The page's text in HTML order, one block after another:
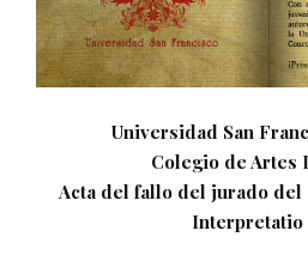
Universidad San
Colegio de Artes
Acta del fallo del jurado del
Interpretatio